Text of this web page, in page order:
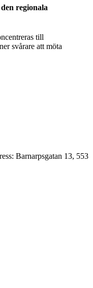
regionala
till
svårare att möta
Barnarpsgatan 13, 553